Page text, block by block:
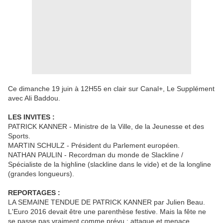
Ce dimanche 19 juin à 12H55 en clair sur Canal+, Le Supplément
avec Ali Baddou.
LES INVITES :
PATRICK KANNER - Ministre de la Ville, de la Jeunesse et des
Sports.
MARTIN SCHULZ - Président du Parlement européen.
NATHAN PAULIN - Recordman du monde de Slackline /
Spécialiste de la highline (slackline dans le vide) et de la longline
(grandes longueurs).
REPORTAGES :
LA SEMAINE TENDUE DE PATRICK KANNER par Julien Beau.
L'Euro 2016 devait être une parenthèse festive. Mais la fête ne
se passe pas vraiment comme prévu : attaque et menace